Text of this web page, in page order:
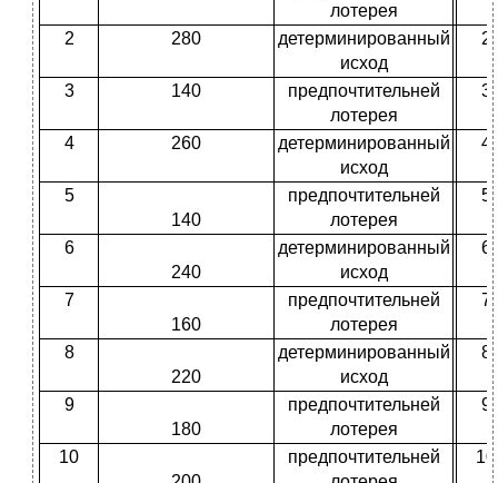
лотерея
2 280
детерминированный
исход
2
3 140
предпочтительней
лотерея
3
4 260
детерминированный
исход
4
5
140
предпочтительней
лотерея
5
6
240
детерминированный
исход
6
7
160
предпочтительней
лотерея
7
8
220
детерминированный
исход
8
9
180
предпочтительней
лотерея
9
10
предпочтительней
10